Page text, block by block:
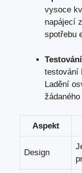
vysoce
napájecí
spotřebu
testování
Ladění
Aspekt
Design